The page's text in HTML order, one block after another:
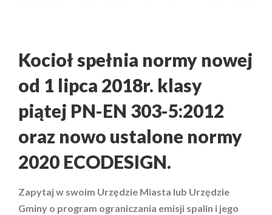
Kocioł spełnia normy nowej
od 1 lipca 2018r. klasy
piątej PN-EN 303-5:2012
oraz nowo ustalone normy
2020 ECODESIGN.
Zapytaj w swoim Urzędzie Miasta lub Urzędzie
Gminy o program ograniczania emisji spalin i jego